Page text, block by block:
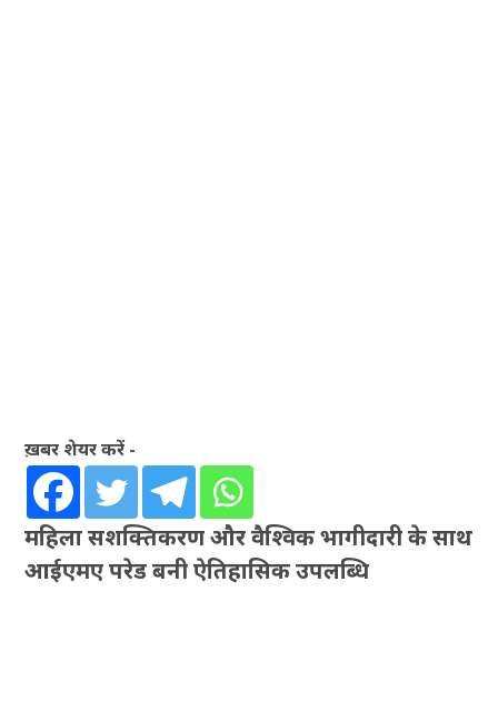
ख़बर शेयर करें -
महिला सशक्तिकरण और वैश्विक भागीदारी के साथ
आईएमए परेड बनी ऐतिहासिक उपलब्धि